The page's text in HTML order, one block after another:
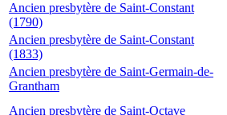
Ancien presbytère de Saint-Constant
(1790)
Ancien presbytère de Saint-Constant
(1833)
Ancien presbytère de Saint-Germain-de-
Grantham
Ancien presbytère de Saint-Octave